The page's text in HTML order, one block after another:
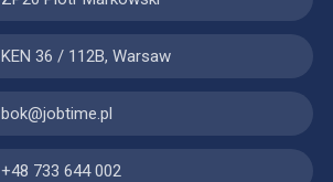
KEN 36 / 112B, Warsaw
bok@jobtime.pl
+48 733 644 002